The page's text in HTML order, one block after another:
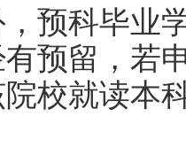
科毕业学
预留，若
校就读本